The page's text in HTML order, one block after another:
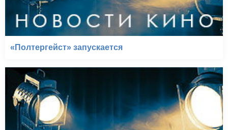
«Полтергейст» запускается